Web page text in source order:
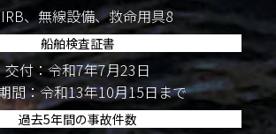
、無線設備、救命用具8
船舶検査証書
交付：令和7年7月23日
間：令和13年10月15日まで
過去5年間の事故件数